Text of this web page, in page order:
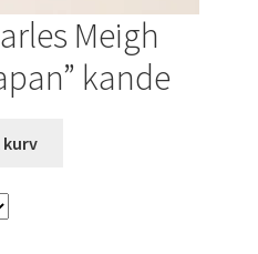
Meigh
kande